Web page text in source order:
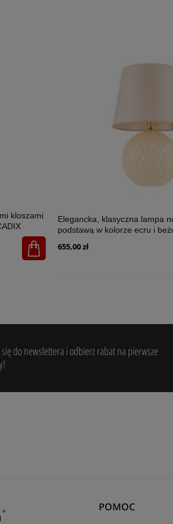
kloszami
Elegancka, klasyczna lampa
podstawą w kolorze ecru i
655,00 zł
się do newslettera i odbierz rabat na pierwsze
POMOC